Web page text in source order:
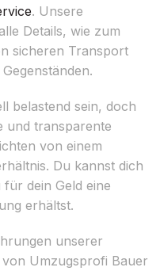
. Unsere
Details, wie zum
sicheren Transport
belastend sein, doch
und transparente
von einem
Du kannst dich
dein Geld eine
erhältst.
unserer
Umzugsprofi Bauer